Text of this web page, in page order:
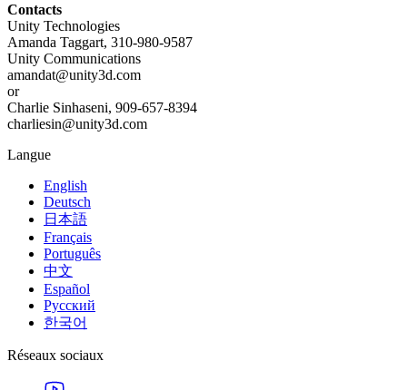
Contacts
Unity Technologies
Amanda Taggart, 310-980-9587
Unity Communications
amandat@unity3d.com
or
Charlie Sinhaseni, 909-657-8394
charliesin@unity3d.com
Langue
English
Deutsch
日本語
Français
Português
中文
Español
Русский
한국어
Réseaux sociaux